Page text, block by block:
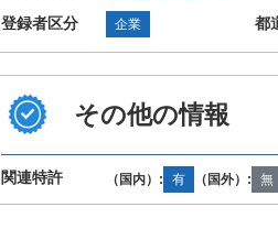
登録者区分
企業 都
その他の情報
関連特許 （国内）: 有 （国外）: 無